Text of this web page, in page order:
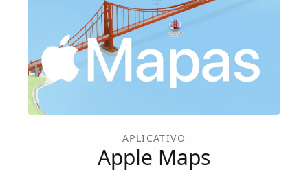
APLICATIVO
Apple Maps